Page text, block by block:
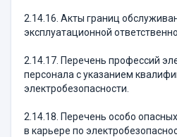
2.14.16. Акты границ
эксплуатационной
2.14.17. Перечень профессий
персонала с указанием
электробезопасности.
2.14.18. Перечень особо
в карьере по